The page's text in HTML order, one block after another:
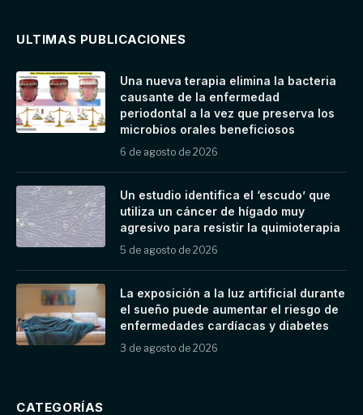
ULTIMAS PUBLICACIONES
Una nueva terapia elimina la bacteria
causante de la enfermedad
periodontal a la vez que preserva los
microbios orales beneficiosos
6 de agosto de 2026
Un estudio identifica el ‘escudo’ que
utiliza un cáncer de hígado muy
agresivo para resistir la quimioterapia
5 de agosto de 2026
La exposición a la luz artificial durante
el sueño puede aumentar el riesgo de
enfermedades cardíacas y diabetes
3 de agosto de 2026
CATEGORÍAS